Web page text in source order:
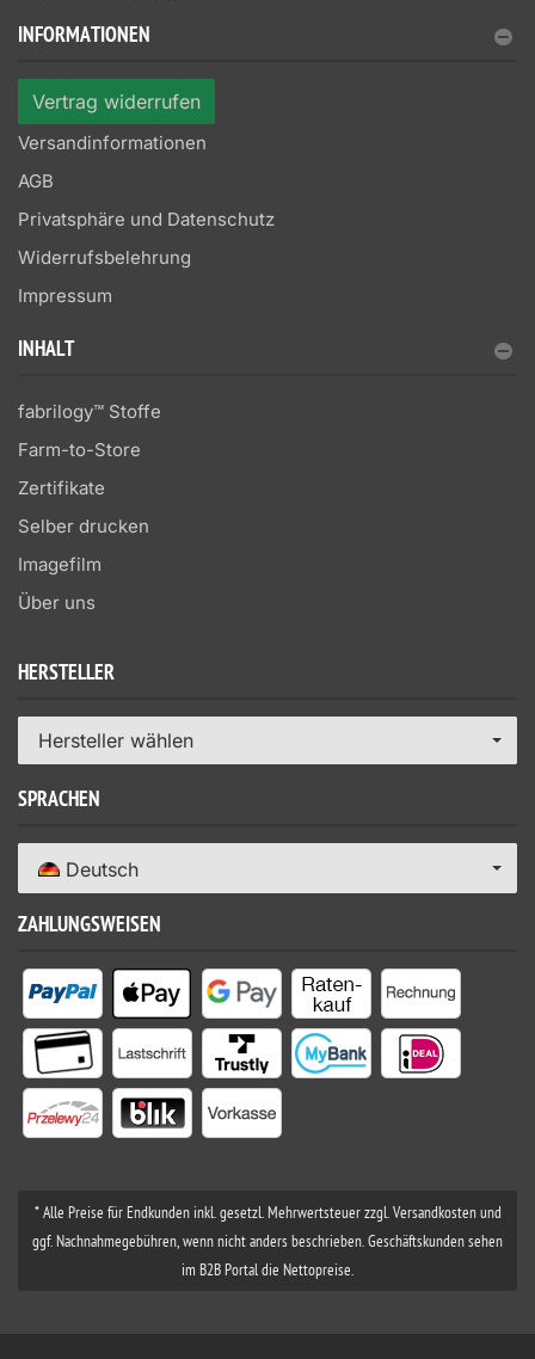
INFORMATIONEN
Vertrag widerrufen
Versandinformationen
AGB
Privatsphäre und Datenschutz
Widerrufsbelehrung
Impressum
INHALT
fabrilogy™ Stoffe
Farm-to-Store
Zertifikate
Selber drucken
Imagefilm
Über uns
HERSTELLER
Hersteller wählen
SPRACHEN
Deutsch
ZAHLUNGSWEISEN
* Alle Preise für Endkunden inkl. gesetzl. Mehrwertsteuer zzgl. Versandkosten und
ggf. Nachnahmegebühren, wenn nicht anders beschrieben. Geschäftskunden sehen
im B2B Portal die Nettopreise.